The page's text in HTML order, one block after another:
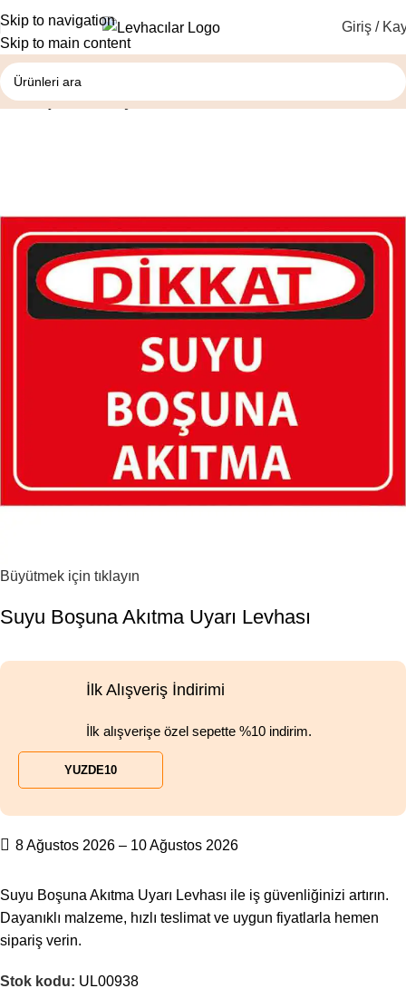
Skip to navigation
Skip to main content
Giriş /
Ana Sayfa Yasaklayıcı Levhalar
Büyütmek için tıklayın
Suyu Boşuna Akıtma Uyarı Levhası
İlk Alışveriş İndirimi
İlk alışverişe özel sepette %10 indirim.
YUZDE10
8 Ağustos 2026 – 10 Ağustos 2026
Suyu Boşuna Akıtma Uyarı Levhası ile iş güvenliğinizi artırın.
Dayanıklı malzeme, hızlı teslimat ve uygun fiyatlarla hemen
sipariş verin.
Stok kodu: UL00938